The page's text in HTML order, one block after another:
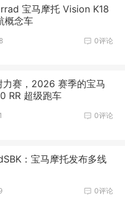
宝马摩托 Vision K18
概念车
0评论
力赛，2026 赛季的宝马
RR 超级跑车
0评论
：宝马摩托发布多线
0评论